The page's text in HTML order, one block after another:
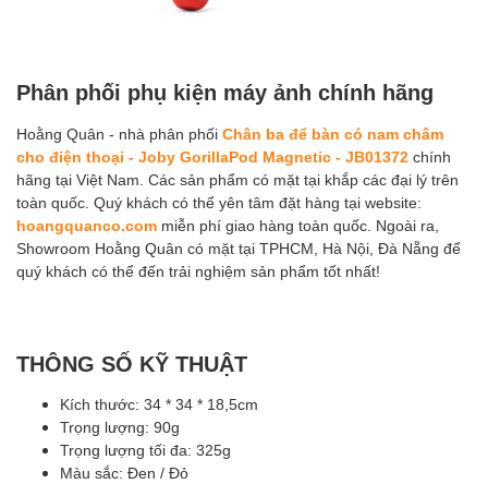
Phân phối phụ kiện máy ảnh chính hãng
Hoằng Quân - nhà phân phối Chân ba để bàn có nam châm
cho điện thoại - Joby GorillaPod Magnetic - JB01372 chính
hãng tại Việt Nam. Các sản phẩm có mặt tại khắp các đại lý trên
toàn quốc. Quý khách có thể yên tâm đặt hàng tại website:
hoangquanco.com miễn phí giao hàng toàn quốc. Ngoài ra,
Showroom Hoằng Quân có mặt tại TPHCM, Hà Nội, Đà Nẵng để
quý khách có thể đến trải nghiệm sản phẩm tốt nhất!
THÔNG SỐ KỸ THUẬT
Kích thước: 34 * 34 * 18,5cm
Trọng lượng: 90g
Trọng lượng tối đa: 325g
Màu sắc: Đen / Đỏ